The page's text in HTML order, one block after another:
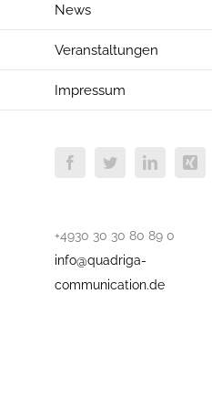
News
Veranstaltungen
Impressum
FacebookTwitterLinkedInXing
+4930 30 30 80 89 0
info@quadriga-
communication.de